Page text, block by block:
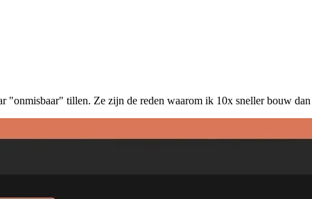
"onmisbaar" tillen. Ze zijn de reden waarom ik 10x sneller bouw dan